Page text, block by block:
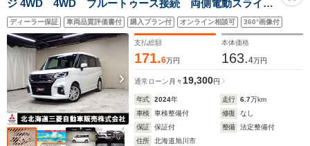
ジ 4WD 4WD ブルートゥース接続 両側電動スライド
ドア ドラレコ ETC 全周囲カメラ シートヒータ
ー メモリーナビ 衝突被害軽減ブレーキ 認定中古車
保障付き
ディーラー保証 車両品質評価書付 購入プラン付 オンライン相談可 360°画像付
支払総額
171.6万円
本体価格
163.4万円
通常ローン 月々19,300円
年式 2024年 走行 6.7万km
車検
車検整備付 修復
なし
保証
保証付 整備
法定整備付
住所
北海道旭川市